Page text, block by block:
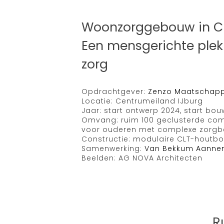
Woonzorggebouw in
Een mensgerichte
zorg
Opdrachtgever: Zenzo
Locatie: Centrumeiland IJburg
Jaar: start ontwerp 2024, start
Omvang: ruim 100 geclusterde
voor ouderen met complexe
Constructie: modulaire CLT-
Samenwerking:Van Bekkum
Beelden: AG NOVA Architecten